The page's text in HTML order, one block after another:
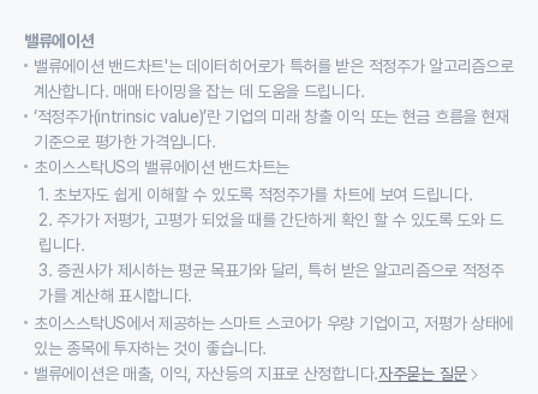
밸류에이션
밸류에이션 밴드차트'는 데이터히어로가 특허를 받은 적정주가 알고리즘으로
계산합니다. 매매 타이밍을 잡는 데 도움을 드립니다.
‘적정주가(intrinsic value)’란 기업의 미래 창출 이익 또는 현금 흐름을 현재
기준으로 평가한 가격입니다.
초이스스탁US의 밸류에이션 밴드차트는
1. 초보자도 쉽게 이해할 수 있도록 적정주가를 차트에 보여 드립니다.
2. 주가가 저평가, 고평가 되었을 때를 간단하게 확인 할 수 있도록 도와 드
립니다.
3. 증권사가 제시하는 평균 목표가와 달리, 특허 받은 알고리즘으로 적정주
가를 계산해 표시합니다.
초이스스탁US에서 제공하는 스마트 스코어가 우량 기업이고, 저평가 상태에
있는 종목에 투자하는 것이 좋습니다.
밸류에이션은 매출, 이익, 자산등의 지표로 산정합니다.자주묻는 질문